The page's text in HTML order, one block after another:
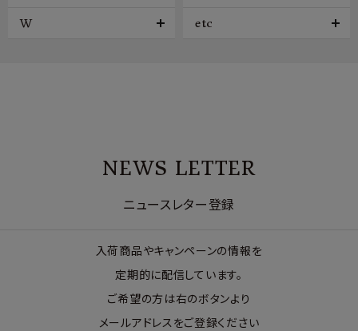
W etc
NEWS LETTER
ニュースレター登録
入荷商品やキャンペーンの情報を
定期的に配信しています。
ご希望の方は右のボタンより
メールアドレスをご登録ください